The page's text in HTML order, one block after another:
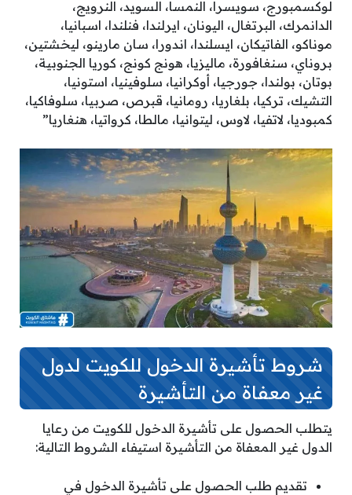
لوكسمبورج، سويسرا، النمسا، السويد، النرويج،
الدانمرك، البرتغال، اليونان، ايرلندا، فنلندا، اسبانيا،
موناكو، الفاتيكان، ايسلندا، اندورا، سان مارينو، ليخشتين،
بروناي، سنغافورة، ماليزيا، هونج كونج، كوريا الجنوبية،
بوتان، بولندا، جورجيا، أوكرانيا، سلوفينيا، استونيا،
التشيك، تركيا، بلغاريا، رومانيا، قبرص، صربيا، سلوفاكيا،
كمبوديا، لاتفيا، لاوس، ليتوانيا، مالطا، كرواتيا، هنغاريا”
شروط تأشيرة الدخول للكويت لدول
غير معفاة من التأشيرة
يتطلب الحصول على تأشيرة الدخول للكويت من رعايا
الدول غير المعفاة من التأشيرة استيفاء الشروط التالية:
تقديم طلب الحصول على تأشيرة الدخول في